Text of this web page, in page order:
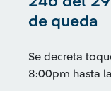
de queda
Se decreta
8:00pm hasta